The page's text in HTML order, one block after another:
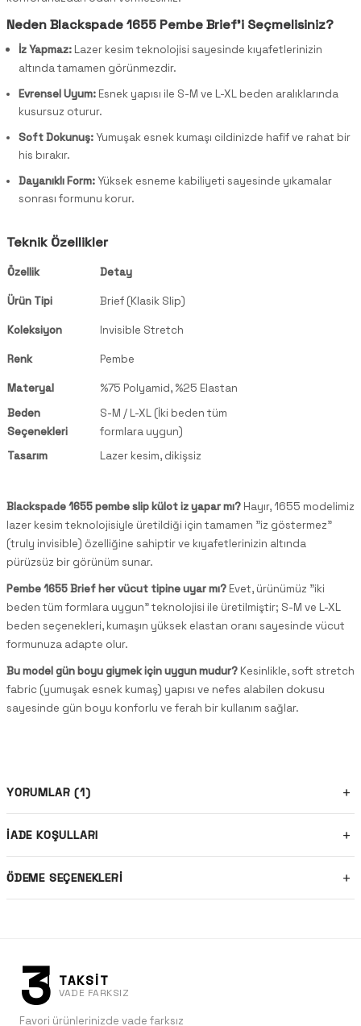
Neden Blackspade 1655 Pembe Brief'i Seçmelisiniz?
İz Yapmaz: Lazer kesim teknolojisi sayesinde kıyafetlerinizin
altında tamamen görünmezdir.
Evrensel Uyum: Esnek yapısı ile S-M ve L-XL beden aralıklarında
kusursuz oturur.
Soft Dokunuş:Yumuşak esnek kumaşı cildinizde hafif ve rahat bir
his bırakır.
Dayanıklı Form:Yüksek esneme kabiliyeti sayesinde yıkamalar
sonrası formunu korur.
Teknik Özellikler
Özellik Detay
Ürün Tipi Brief (Klasik Slip)
Koleksiyon Invisible Stretch
Renk Pembe
Materyal
%75 Polyamid, %25 Elastan
Beden
Seçenekleri
S-M / L-XL (İki beden tüm
formlara uygun)
Tasarım
Lazer kesim, dikişsiz
Blackspade 1655 pembe slip külot iz yapar mı? Hayır, 1655 modelimiz
lazer kesim teknolojisiyle üretildiği için tamamen "iz göstermez"
(truly invisible) özelliğine sahiptir ve kıyafetlerinizin altında
pürüzsüz bir görünüm sunar.
Pembe 1655 Brief her vücut tipine uyar mı? Evet, ürünümüz "iki
beden tüm formlara uygun" teknolojisi ile üretilmiştir; S-M ve L-XL
beden seçenekleri, kumaşın yüksek elastan oranı sayesinde vücut
formunuza adapte olur.
Bu model gün boyu giymek için uygun mudur? Kesinlikle, soft stretch
fabric (yumuşak esnek kumaş) yapısı ve nefes alabilen dokusu
sayesinde gün boyu konforlu ve ferah bir kullanım sağlar.
YORUMLAR (1)
İADE KOŞULLARI
ÖDEME SEÇENEKLERI
3 TAKSİT
VADE FARKSIZ
Favori ürünlerinizde vade farksız